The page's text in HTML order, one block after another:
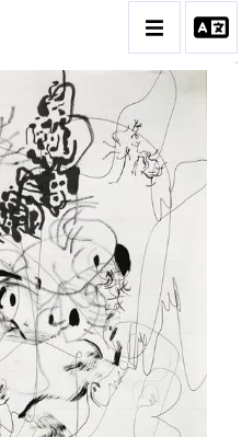
OEUVRES
SUR PAPIER
PHOTOGRAPHIQUE
& OBJETS